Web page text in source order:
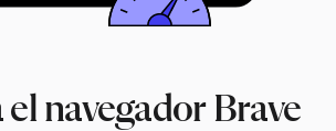
navegador Brave